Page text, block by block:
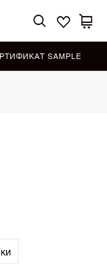
SAMPLE